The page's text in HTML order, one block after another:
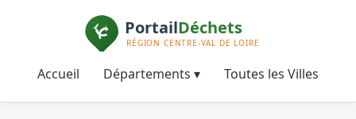
Accueil Départements ▾ Toutes les Villes